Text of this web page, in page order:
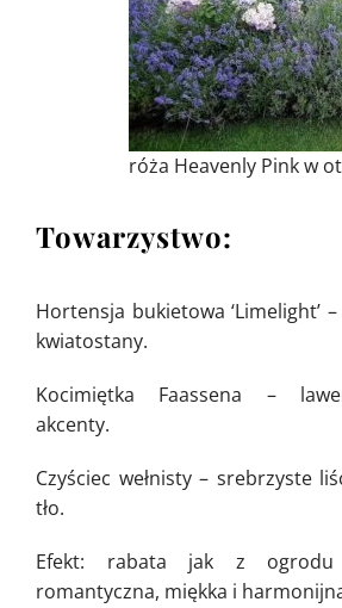
róża Heavenly Pink w
Towarzystwo:
Hortensja bukietowa ‘Limelight’
kwiatostany.
Kocimiętka Faassena –
akcenty.
Czyściec wełnisty – srebrzyste
tło.
Efekt: rabata jak z ogrodu
romantyczna, miękka i